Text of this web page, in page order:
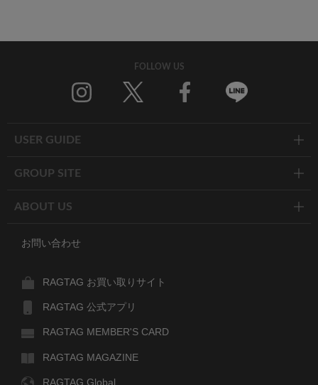
FOLLOW US
USER GUIDE
GROUP SITE
ABOUT US
お問い合わせ
RAGTAG お買い取りサイト
RAGTAG 公式アプリ
RAGTAG MEMBER'S CARD
RAGTAG MAGAZINE
RAGTAG Global